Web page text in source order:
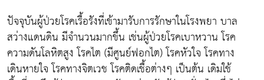
ปัจจุบันผู้ป่วยโรคเรื้อรังที่เข้ามารับการรักษาในโรงพยา บาล
สว่างแดนดิน มีจำนวนมากขึ้น เช่นผู้ป่วยโรคเบาหวาน โรค
ความดันโลหิตสูง โรคไต (มีศูนย์ฟอกไต) โรคหัวใจ โรคทาง
เดินหายใจ โรคทางจิตเวช โรคติดเชื้อต่างๆ เป็นต้น เดิมใช้